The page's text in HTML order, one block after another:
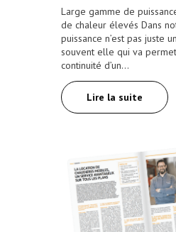
Large gamme de
de chaleur élevés Dans
puissance n’est pas juste
souvent elle qui va
continuité d’un…
Lire la suite